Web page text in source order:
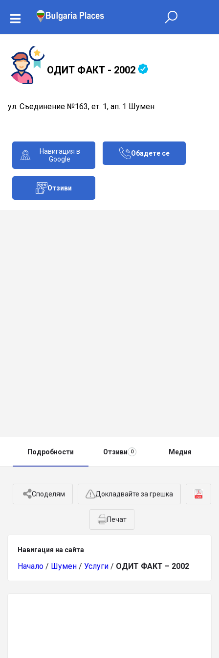
ОДИТ ФАКТ - 2002
ул. Съединение №163, ет. 1, ап. 1 Шумен
Навигация в
Google
Обадете се
Отзиви
Подробности Отзиви 0 Медия
Споделям Докладвайте за грешка
Печат
Навигация на сайта
Начало / Шумен / Услуги / ОДИТ ФАКТ – 2002